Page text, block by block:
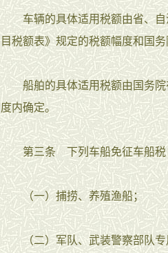
车辆的具体适用税额由省、自
目税额表》规定的税额幅度和国
船舶的具体适用税额由国务院
度内确定。
第三条 下列车船免征车船税
（一）捕捞、养殖渔船；
（二）军队、武装警察部队专